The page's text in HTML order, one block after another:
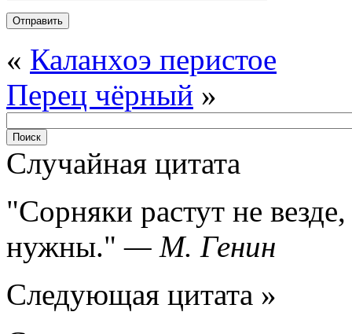
« Каланхоэ перистое
Перец чёрный »
Случайная цитата
Сорняки растут не
нужны.
— М. Генин
Следующая цитата »